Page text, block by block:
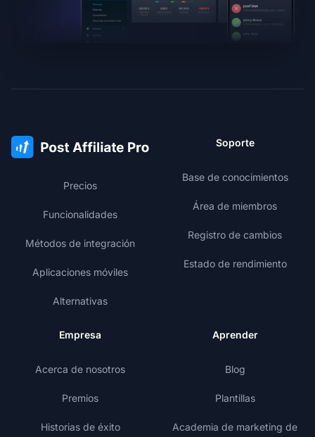
Precios
Funcionalidades
Métodos de integración
Aplicaciones móviles
Alternativas
Soporte
Base de conocimientos
Área de miembros
Registro de cambios
Estado de rendimiento
Empresa
Acerca de nosotros
Premios
Historias de éxito
Aprender
Blog
Plantillas
Academia de marketing de